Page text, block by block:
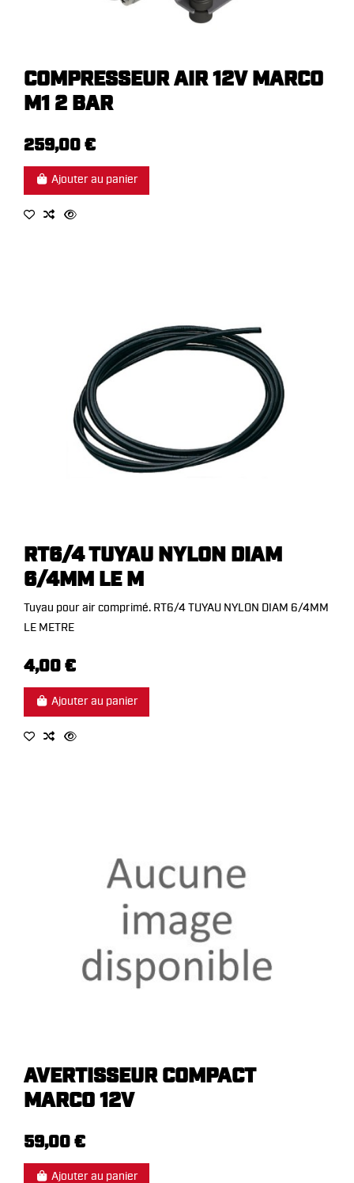
COMPRESSEUR AIR 12V MARCO
M1 2 BAR
259,00 €
Ajouter au panier
RT6/4 TUYAU NYLON DIAM
6/4MM LE M
Tuyau pour air comprimé. RT6/4 TUYAU NYLON DIAM 6/4MM
LE METRE
4,00 €
Ajouter au panier
AVERTISSEUR COMPACT
MARCO 12V
59,00 €
Ajouter au panier